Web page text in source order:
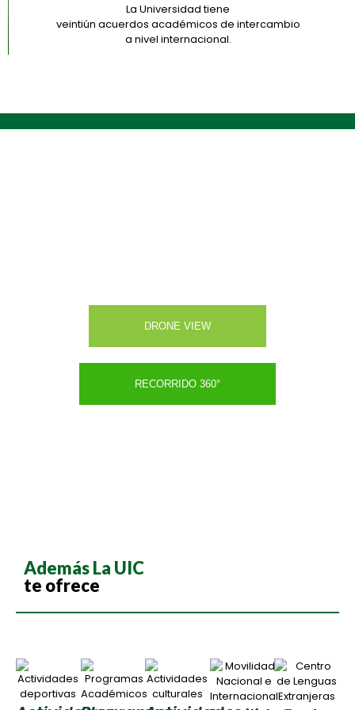
La Universidad tiene
veintiún acuerdos académicos de intercambio
a nivel internacional.
DRONE VIEW
RECORRIDO 360°
Además La UIC
te ofrece